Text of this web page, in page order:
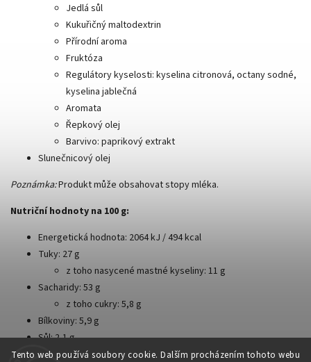
Tento web používá soubory cookie. Dalším procházením tohoto webu
Jedlá sůl
Kukuřičný maltodextrin
Přírodní aroma
Fruktóza
Regulátory kyselosti: kyselina citronová, octany sodné,
kyselina jablečná
Aromata
Řepkový olej
Barvivo: paprikový extrakt
Slunečnicový olej
Poznámka:Produkt může obsahovat stopy mléka.
Nutriční hodnoty na 100 g:
Energetická hodnota: 2064 kJ / 494 kcal
Tuky: 27 g
z toho nasycené mastné kyseliny: 11 g
Sacharidy: 53 g
z toho cukry: 5,8 g
Bílkoviny: 5,9 g
Sůl: 2,1 g